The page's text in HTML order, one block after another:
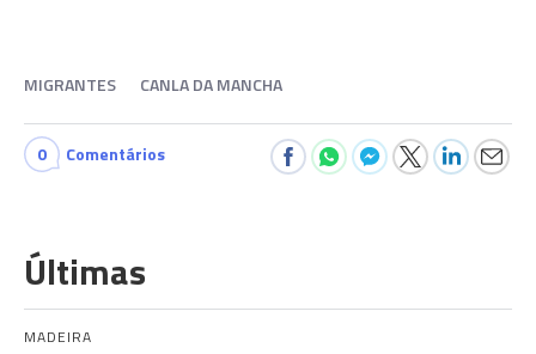
MIGRANTES CANLA DA MANCHA
0 Comentários
Últimas
MADEIRA